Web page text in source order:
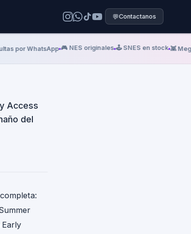
💬Contactanos
por WhatsApp 🎮 NES originales 🕹️ SNES en stock 👾 Mega
Tree
Access
del